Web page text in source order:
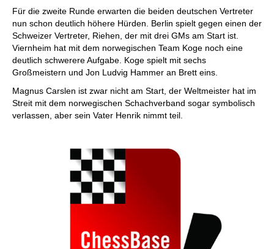
Für die zweite Runde erwarten die beiden deutschen Vertreter
nun schon deutlich höhere Hürden. Berlin spielt gegen einen der
Schweizer Vertreter, Riehen, der mit drei GMs am Start ist.
Viernheim hat mit dem norwegischen Team Koge noch eine
deutlich schwerere Aufgabe. Koge spielt mit sechs
Großmeistern und Jon Ludvig Hammer an Brett eins.
Magnus Carslen ist zwar nicht am Start, der Weltmeister hat im
Streit mit dem norwegischen Schachverband sogar symbolisch
verlassen, aber sein Vater Henrik nimmt teil.